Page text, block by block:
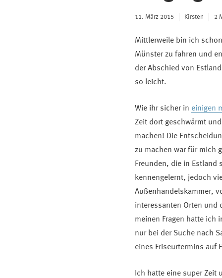
11. März 2015 Kirsten 2
Mittlerweile bin ich
Münster zu fahren und
der Abschied von
so leicht.
Wie ihr sicher in einigen
Zeit dort geschwärmt
machen! Die
zu machen war für mich
Freunden, die in Estland
kennengelernt, jedoch
Außenhandelskammer,
interessanten Orten und
meinen Fragen hatte ich
nur bei der Suche nach
eines Friseurtermins auf
Ich hatte eine super Zeit